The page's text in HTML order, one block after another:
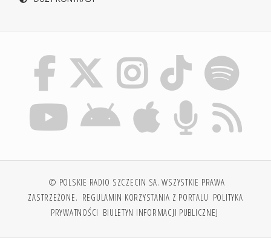
© POLSKIE RADIO SZCZECIN SA. WSZYSTKIE PRAWA
ZASTRZEŻONE. REGULAMIN KORZYSTANIA Z PORTALU POLITYKA
PRYWATNOŚCI BIULETYN INFORMACJI PUBLICZNEJ